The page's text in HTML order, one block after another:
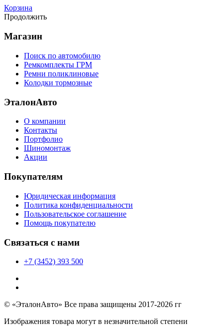
Корзина
Продолжить
Магазин
Поиск по автомобилю
Ремкомплекты ГРМ
Ремни поликлиновые
Колодки тормозные
ЭталонАвто
О компании
Контакты
Портфолио
Шиномонтаж
Акции
Покупателям
Юридическая информация
Политика конфиденциальности
Пользовательское соглашение
Помощь покупателю
Связаться с нами
+7 (3452) 393 500
© «ЭталонАвто» Все права защищены 2017-2026 гг
Изображения товара могут в незначительной степени